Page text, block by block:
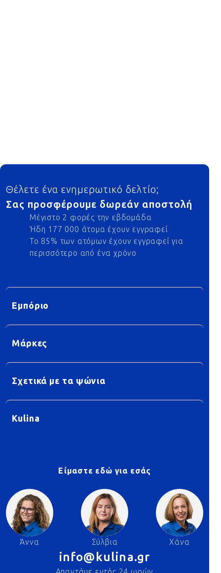
Footer
Θέλετε ένα ενημερωτικό δελτίο;
Σας προσφέρουμε δωρεάν αποστολή
Μέγιστο 2 φορές την εβδομάδα
Ήδη 177 000 άτομα έχουν εγγραφεί
Το 85% των ατόμων έχουν εγγραφεί για
περισσότερο από ένα χρόνο
Εμπόριο
Μάρκες
Σχετικά με τα ψώνια
Kulina
Είμαστε εδώ για εσάς
Άννα Σύλβια Χάνα
info@kulina.gr